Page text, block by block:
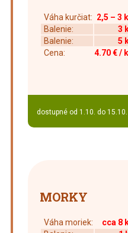
Váha kurčiat: 2,5 – 3
Balenie:
3
Balenie:
5
Cena:
4.70 €/
dostupné od 1.10. do
MORKY
Váha moriek:
cca 8